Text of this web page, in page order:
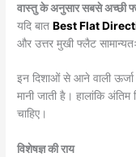
वास्तु के अनुसार सबसे अच्छी
यदि बातBest Flat
और उत्तर मुखी फ्लैट
इन दिशाओं से आने वाली ऊर्जा
मानी जाती है। हालांकि
चाहिए।
विशेषज्ञ की राय